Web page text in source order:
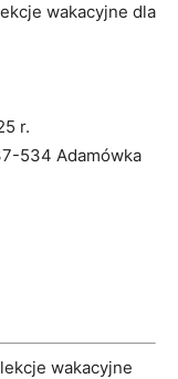
wakacyjne dla
r.
534 Adamówka
wakacyjne